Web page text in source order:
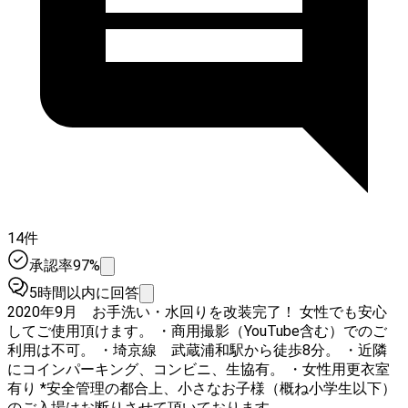
14件
承認率97%
5時間以内に回答
2020年9月 お手洗い・水回りを改装完了！ 女性でも安心
してご使用頂けます。 ・商用撮影（YouTube含む）でのご
利用は不可。 ・埼京線 武蔵浦和駅から徒歩8分。 ・近隣
にコインパーキング、コンビニ、生協有。 ・女性用更衣室
有り *安全管理の都合上、小さなお子様（概ね小学生以下）